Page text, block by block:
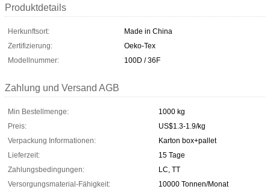
Produktdetails
Herkunftsort:
Made in China
Zertifizierung:
Oeko-Tex
Modellnummer:
100D / 36F
Zahlung und Versand AGB
Min Bestellmenge:
1000 kg
Preis:
US$1.3-1.9/kg
Verpackung Informationen:
Karton box+pallet
Lieferzeit:
15 Tage
Zahlungsbedingungen:
LC, TT
Versorgungsmaterial-Fähigkeit:
10000 Tonnen/Monat